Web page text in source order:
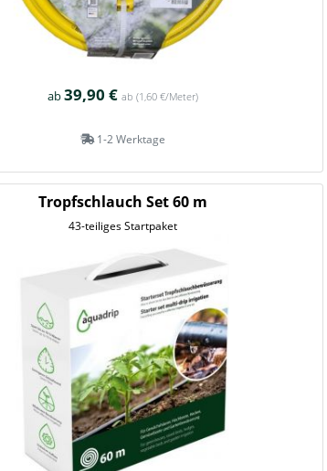
ab39,90 € ab (1,60 €/Meter)
1-2 Werktage
Tropfschlauch Set 60 m
43-teiliges Startpaket